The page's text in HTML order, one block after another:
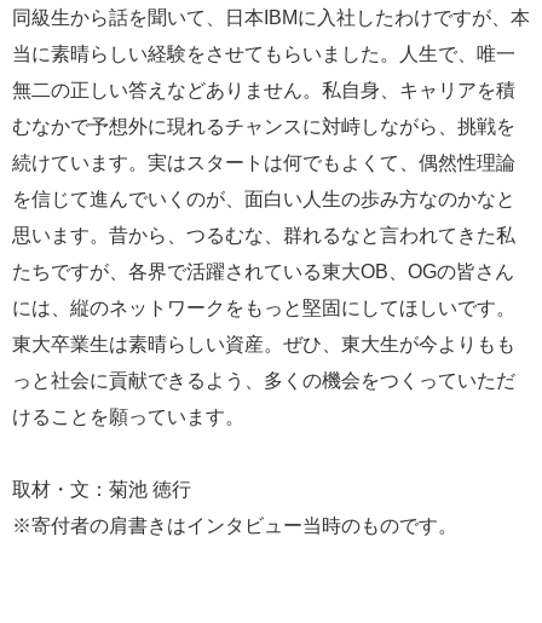
同級生から話を聞いて、日本IBMに入社したわけですが、本
当に素晴らしい経験をさせてもらいました。人生で、唯一
無二の正しい答えなどありません。私自身、キャリアを積
むなかで予想外に現れるチャンスに対峙しながら、挑戦を
続けています。実はスタートは何でもよくて、偶然性理論
を信じて進んでいくのが、面白い人生の歩み方なのかなと
思います。昔から、つるむな、群れるなと言われてきた私
たちですが、各界で活躍されている東大OB、OGの皆さん
には、縦のネットワークをもっと堅固にしてほしいです。
東大卒業生は素晴らしい資産。ぜひ、東大生が今よりもも
っと社会に貢献できるよう、多くの機会をつくっていただ
けることを願っています。
取材・文：菊池 徳行
※寄付者の肩書きはインタビュー当時のものです。